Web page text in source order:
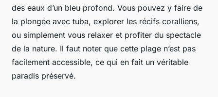
des eaux d’un bleu profond. Vous pouvez y faire de
la plongée avec tuba, explorer les récifs coralliens,
ou simplement vous relaxer et profiter du spectacle
de la nature. Il faut noter que cette plage n’est pas
facilement accessible, ce qui en fait un véritable
paradis préservé.